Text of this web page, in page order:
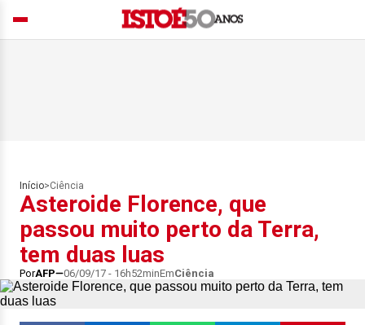
Início>Ciência
Asteroide Florence, que
passou muito perto da Terra,
tem duas luas
PorAFP 06/09/17 - 16h52minEmCiência